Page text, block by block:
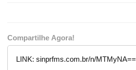
Compartilhe Agora!
LINK: sinprfms.com.br/n/MTMyNA==